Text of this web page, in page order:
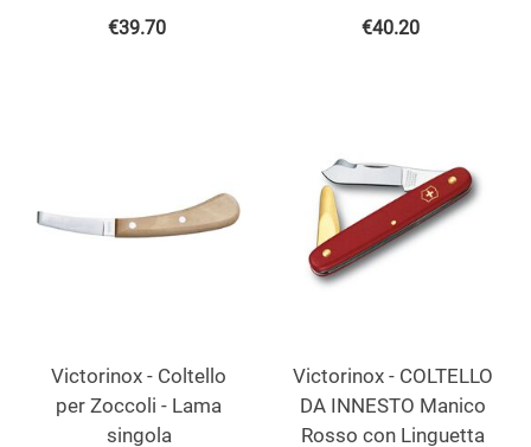
€39.70 €40.20
Victorinox - Coltello
per Zoccoli - Lama
singola
Victorinox - COLTELLO
DA INNESTO Manico
Rosso con Linguetta